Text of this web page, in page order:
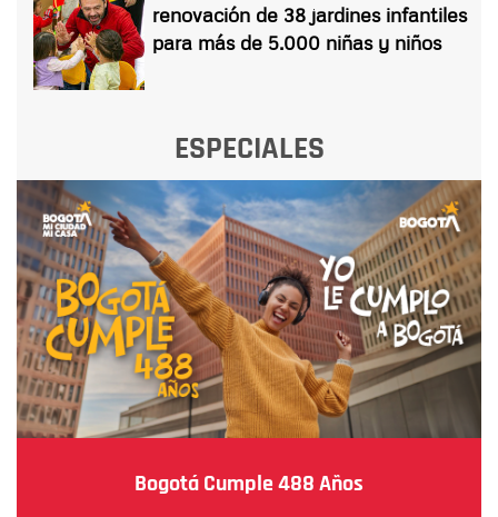
renovación de 38 jardines infantiles
para más de 5.000 niñas y niños
ESPECIALES
Bogotá Cumple 488 Años